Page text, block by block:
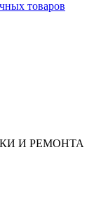
И РЕМОНТА